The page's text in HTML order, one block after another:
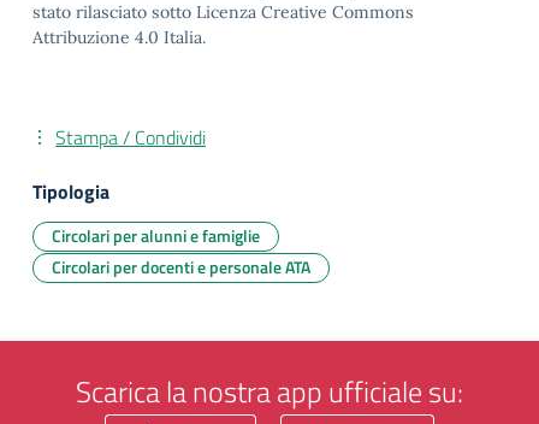
stato rilasciato sotto Licenza Creative Commons
Attribuzione 4.0 Italia.
Stampa / Condividi
Tipologia
Circolari per alunni e famiglie
Circolari per docenti e personale ATA
Scarica la nostra app ufficiale su: